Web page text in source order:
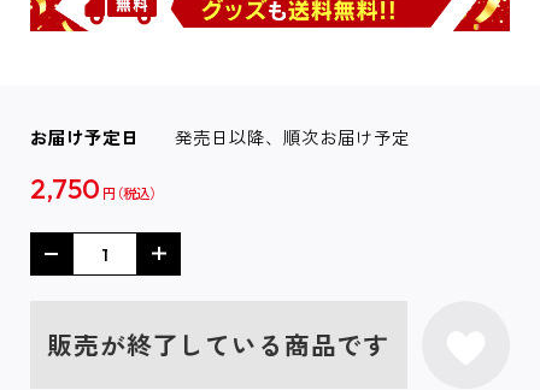
お届け予定日 発売日以降、順次お届け予定
2,750 円
販売が終了している商品です